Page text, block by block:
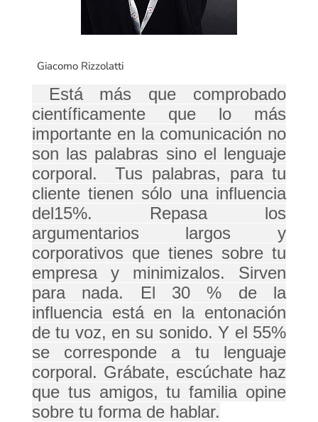
Giacomo Rizzolatti
Está más que comprobado
científicamente que lo más
importante en la comunicación no
son las palabras sino el lenguaje
corporal. Tus palabras, para tu
cliente tienen sólo una influencia
del15%. Repasa los
argumentarios largos y
corporativos que tienes sobre tu
empresa y minimizalos. Sirven
para nada. El 30 % de la
influencia está en la entonación
de tu voz, en su sonido. Y el 55%
se corresponde a tu lenguaje
corporal. Grábate, escúchate haz
que tus amigos, tu familia opine
sobre tu forma de hablar.